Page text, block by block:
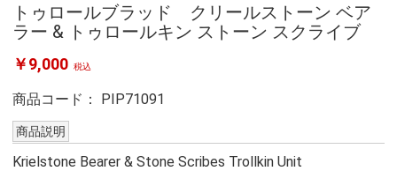
トゥロールブラッド クリールストーン ベア
ラー & トゥロールキン ストーン スクライブ
￥9,000 税込
商品コード： PIP71091
商品説明
Krielstone Bearer & Stone Scribes Trollkin Unit